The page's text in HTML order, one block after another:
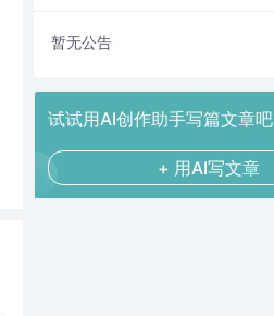
暂无公告
试试用AI创作助手写篇文章吧
+ 用AI写文章